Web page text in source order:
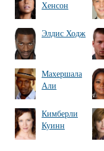
Хенсон
Элдис Ходж
Махершала
Али
Кимберли
Куинн